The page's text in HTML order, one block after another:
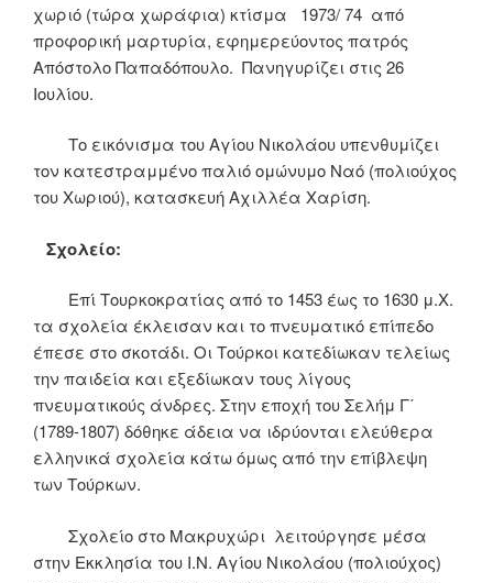
χωριό (τώρα χωράφια) κτίσμα 1973/ 74 από
προφορική μαρτυρία, εφημερεύοντος πατρός
Απόστολο Παπαδόπουλο. Πανηγυρίζει στις 26
Ιουλίου.
Το εικόνισμα του Αγίου Νικολάου υπενθυμίζει
τον κατεστραμμένο παλιό ομώνυμο Ναό (πολιούχος
του Χωριού), κατασκευή Αχιλλέα Χαρίση.
Σχολείο:
Eπί Τουρκοκρατίας από το 1453 έως το 1630 μ.Χ.
τα σχολεία έκλεισαν και το πνευματικό επίπεδο
έπεσε στο σκοτάδι. Οι Τούρκοι κατεδίωκαν τελείως
την παιδεία και εξεδίωκαν τους λίγους
πνευματικούς άνδρες. Στην εποχή του Σελήμ Γ΄
(1789-1807) δόθηκε άδεια να ιδρύονται ελεύθερα
ελληνικά σχολεία κάτω όμως από την επίβλεψη
των Τούρκων.
Σχολείο στο Μακρυχώρι λειτούργησε μέσα
στην Εκκλησία του Ι.Ν. Αγίου Νικολάου (πολιούχος)